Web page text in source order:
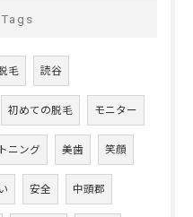
Tags
毛 読谷
初めての脱毛 モニター
ニング 美歯 笑顔
安全 中頭郡